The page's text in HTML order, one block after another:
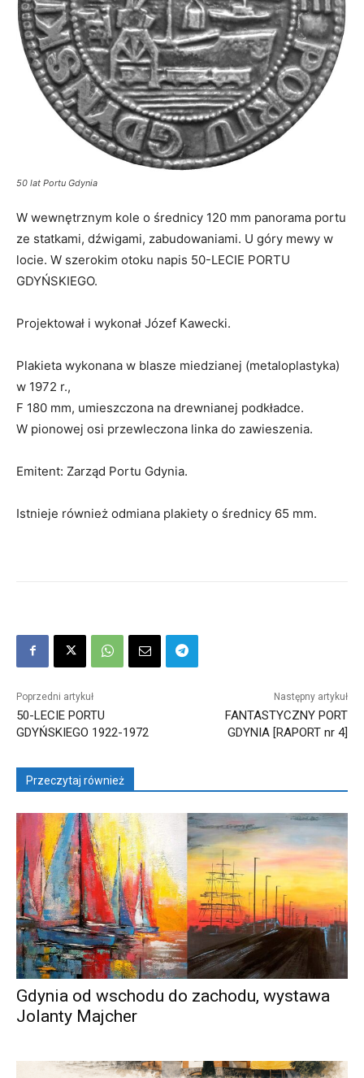
50 lat Portu Gdynia
W wewnętrznym kole o średnicy 120 mm panorama portu
ze statkami, dźwigami, zabudowaniami. U góry mewy w
locie. W szerokim otoku napis 50-LECIE PORTU
GDYŃSKIEGO.
Projektował i wykonał Józef Kawecki.
Plakieta wykonana w blasze miedzianej (metaloplastyka)
w 1972 r.,
F 180 mm, umieszczona na drewnianej podkładce.
W pionowej osi przewleczona linka do zawieszenia.
Emitent: Zarząd Portu Gdynia.
Istnieje również odmiana plakiety o średnicy 65 mm.
Poprzedni artykuł
50-LECIE PORTU
GDYŃSKIEGO 1922-1972
Następny artykuł
FANTASTYCZNY PORT
GDYNIA [RAPORT nr 4]
Przeczytaj również
Gdynia od wschodu do zachodu, wystawa
Jolanty Majcher